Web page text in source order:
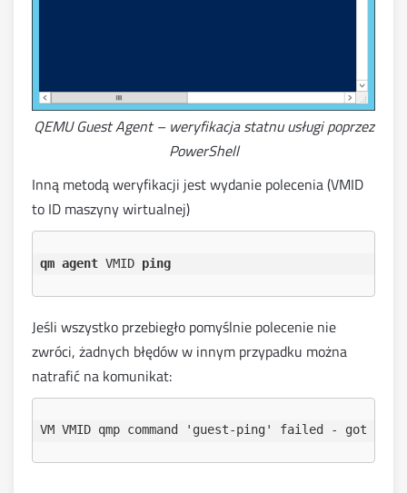
QEMU Guest Agent – weryfikacja statnu usługi poprzez
PowerShell
Inną metodą weryfikacji jest wydanie polecenia (VMID
to ID maszyny wirtualnej)
qm agent VMID ping
Jeśli wszystko przebiegło pomyślnie polecenie nie
zwróci, żadnych błędów w innym przypadku można
natrafić na komunikat: